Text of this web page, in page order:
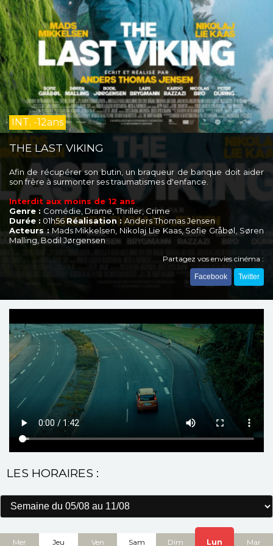
INT. -12ans
THE LAST VIKING
Afin de récupérer son butin, un braqueur de banque doit aider
son frère à surmonter ses traumatismes d'enfance.
Interdit aux moins de 12 ans
Genre : Comédie, Drame, Thriller, Crime
Durée : 01h56 Réalisation :Anders Thomas Jensen
Acteurs :Mads Mikkelsen, Nikolaj Lie Kaas, Sofie Gråbøl, Søren
Malling, Bodil Jørgensen
Partagez vos envies cinéma :
Facebook Twitter
LES HORAIRES :
Mer Jeu Ven Sam Dim Lun Mar